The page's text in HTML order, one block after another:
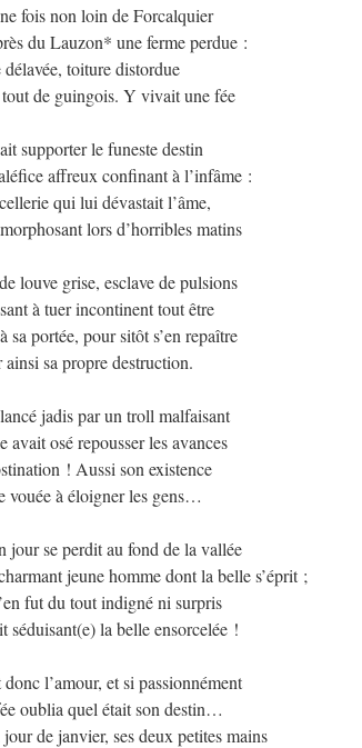
fois non loin de Forcalquier
du Lauzon* une ferme perdue :
délavée, toiture distordue
de guingois. Y vivait une fée
supporter le funeste destin
affreux confinant à l’infâme :
qui lui dévastait l’âme,
lors d’horribles matins
louve grise, esclave de pulsions
à tuer incontinent tout être
sa portée, pour sitôt s’en repaître
sa propre destruction.
jadis par un troll malfaisant
avait osé repousser les avances
! Aussi son existence
vouée à éloigner les gens…
jour se perdit au fond de la vallée
jeune homme dont la belle s’éprit ;
fut du tout indigné ni surpris
séduisant(e) la belle ensorcelée !
l’amour, et si passionnément
oublia quel était son destin…
de janvier, ses deux petites mains